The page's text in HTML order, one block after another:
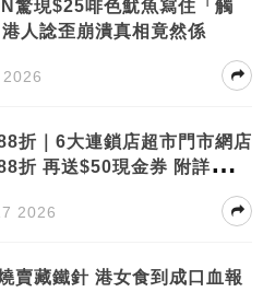
驚現$25啡色魷魚寫住「觸
人諗歪崩潰真相竟然係
折｜6大連鎖店超市門市網店
折 再送$50現金券 附詳情及
2026
賣藏鐵針 港女食到成口血報